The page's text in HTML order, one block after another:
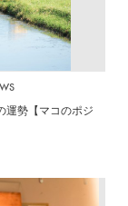
運勢【マコのポジ